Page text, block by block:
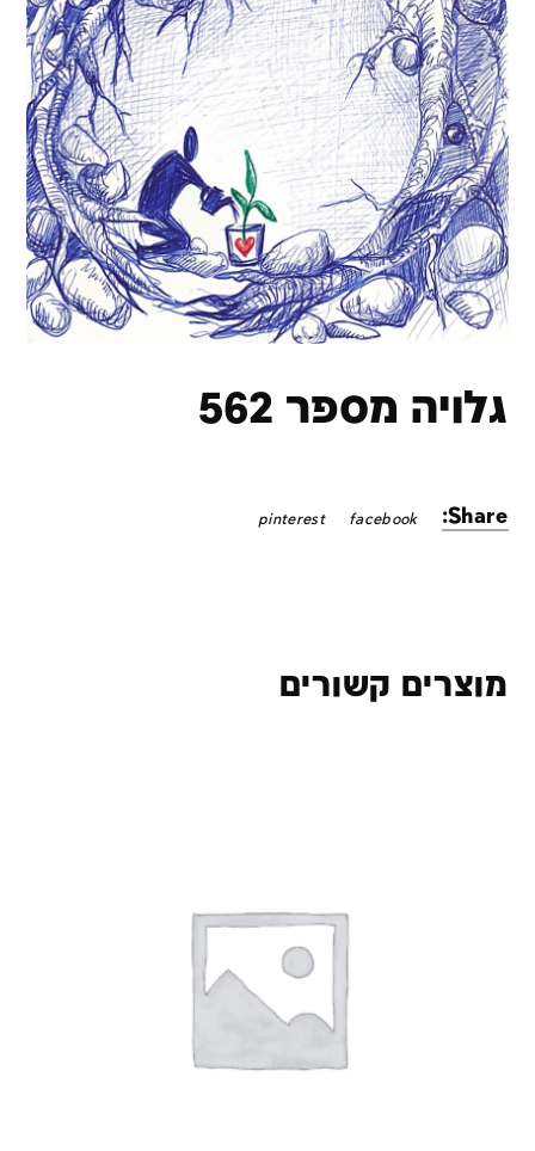
גלויה מספר 562
Share:
facebook
pinterest
מוצרים קשורים